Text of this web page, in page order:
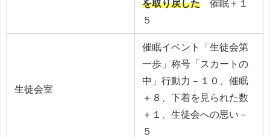
を取り戻した 催眠＋１
５
生徒会室
催眠イベント「生徒会第
一歩」称号「スカートの
中」行動力－１０、催眠
＋８、下着を見られた数
＋１、生徒会への思い－
５